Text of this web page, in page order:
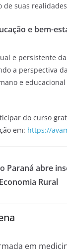
de suas
e bem-
e persistente
a perspectiva
e
do curso
em: https://
Paraná abre
Rural
em